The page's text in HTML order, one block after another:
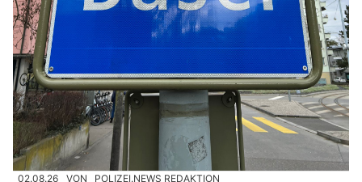
02.08.26 VON POLIZEI.NEWS REDAKTION